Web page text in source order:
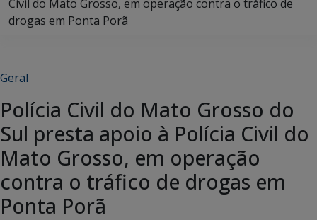
Civil do Mato Grosso, em operação contra o tráfico de
drogas em Ponta Porã
Geral
Polícia Civil do Mato Grosso do
Sul presta apoio à Polícia Civil do
Mato Grosso, em operação
contra o tráfico de drogas em
Ponta Porã